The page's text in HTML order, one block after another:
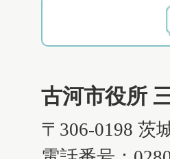
古河市役所
〒306-0198 茨